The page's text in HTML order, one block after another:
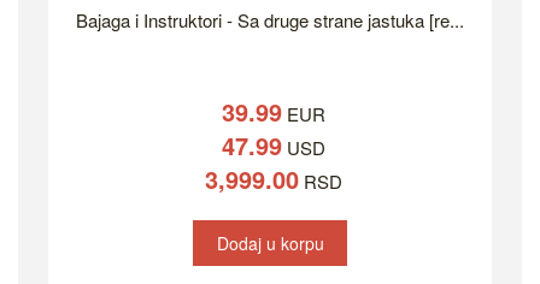
Bajaga i Instruktori - Sa druge strane jastuka [re...
39.99EUR
47.99USD
3,999.00RSD
Dodaj u korpu